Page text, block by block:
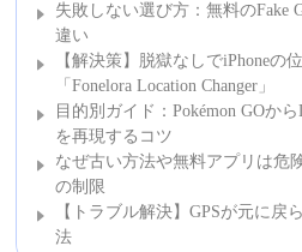
失敗しない選び方：無料のFake
違い
【解決策】脱獄なしでiPhoneの
「Fonelora Location Changer」
目的別ガイド：Pokémon GOか
を再現するコツ
なぜ古い方法や無料アプリは危
の制限
【トラブル解決】GPSが元に戻
法